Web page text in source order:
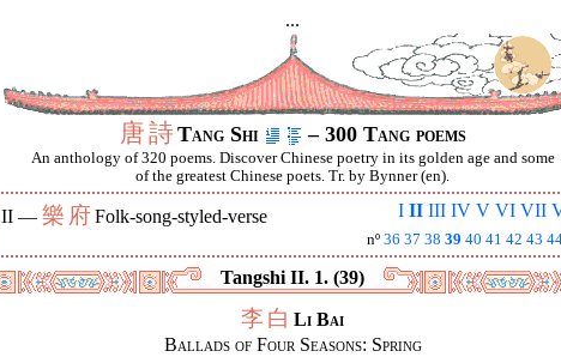
...
唐詩Tang Shi – 300 Tang poems
An anthology of 320 poems. Discover Chinese poetry in its golden age and some
of the greatest Chinese poets. Tr. by Bynner (en).
I II III IV V VI VII
II — 樂 府Folk-song-styled-verse
nº 36 37 38 39 40 41 42 43
Tangshi II. 1. (39)
李 白 Li Bai
Ballads of Four Seasons: Spring